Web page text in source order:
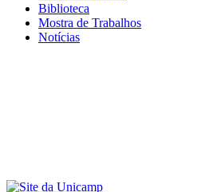
Biblioteca
Mostra de Trabalhos
Notícias